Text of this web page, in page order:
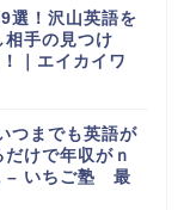
選！沢山英語を
手の見つけ
｜エイカイワ
つまでも英語が
けで年収がｎ
– いちご塾 最